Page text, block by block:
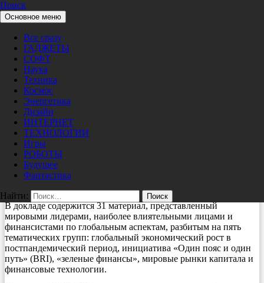
Перейти к содержимому
Pro/Hi-Tech
Поиск
Основное меню
Все сразу
ГАДЖЕТЫ
СОФТ
Наука
Техника
Космос
Энергетика
Дизайн
ИНТЕРНЕТ
ТЕХНОЛОГИИ
Игры
РОБОТЫ
Будущее
Фантастика
Найти:
Мировые новости
Международный финансовый форум
публикует доклад IFF China Report
2021
06/02/2021 nat
ПЕКИН, 31 мая 2021 г. /PRNewswire/ — Международный
финансовый форум (IFF) объявил о выпуске доклада IFF
China Report 2021 (далее «Доклад»), в котором изложены
важные политические инициативы Китая и возможности
глобального сотрудничества в связи с пандемией COVID-19 и
на дальнейшую перспективу. 30 тысяч экземпляров доклада
В докладе содержится 31 материал, представленный
мировыми лидерами, наиболее влиятельными лицами и
финансистами по глобальным аспектам, разбитым на пять
тематических групп: глобальный экономический рост в
постпандемический период, инициатива «Один пояс и один
путь» (BRI), «зеленые финансы», мировые рынки капитала и
финансовые технологии.